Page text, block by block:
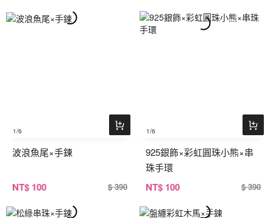
1/6
波浪魚尾×手鍊
NT$ 100 $ 390
1/6
925銀飾×彩虹圓珠小熊×串
珠手環
NT$ 100 $ 390